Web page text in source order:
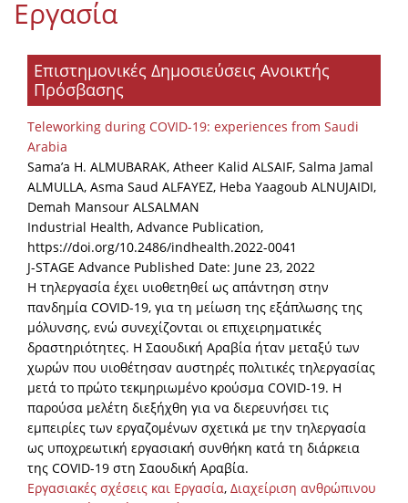
History
Organisational Structure
EKT Tenders
EKT Websites
Projects
Services
Publications
Annual Reports
Publications for R&D Metrics & Indicators
Publications for Libraries
Informational Publications
News & Information
News
Εργασία
Επιστημονικές Δημοσιεύσεις Ανοικτής
Πρόσβασης
Teleworking during COVID-19: experiences from Saudi
Arabia
Sama’a H. ALMUBARAK, Atheer Kalid ALSAIF, Salma Jamal
ALMULLA, Asma Saud ALFAYEZ, Heba Yaagoub ALNUJAIDI,
Demah Mansour ALSALMAN
Industrial Health, Advance Publication,
https://doi.org/10.2486/indhealth.2022-0041
J-STAGE Advance Published Date: June 23, 2022
Η τηλεργασία έχει υιοθετηθεί ως απάντηση στην
πανδημία COVID-19, για τη μείωση της εξάπλωσης της
μόλυνσης, ενώ συνεχίζονται οι επιχειρηματικές
δραστηριότητες. Η Σαουδική Αραβία ήταν μεταξύ των
χωρών που υιοθέτησαν αυστηρές πολιτικές τηλεργασίας
μετά το πρώτο τεκμηριωμένο κρούσμα COVID-19. Η
παρούσα μελέτη διεξήχθη για να διερευνήσει τις
εμπειρίες των εργαζομένων σχετικά με την τηλεργασία
ως υποχρεωτική εργασιακή συνθήκη κατά τη διάρκεια
της COVID-19 στη Σαουδική Αραβία.
Εργασιακές σχέσεις και Εργασία, Διαχείριση ανθρώπινου